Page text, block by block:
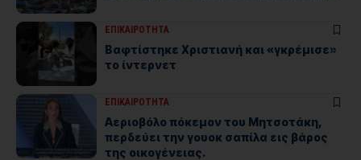
ΕΠΙΚΑΙΡΟΤΗΤΑ
Βαφτίστηκε Χριστιανή και «γκρέμισε»
το ίντερνετ
ΕΠΙΚΑΙΡΟΤΗΤΑ
Αεριοβόλο πόκεμον του Μητσοτάκη,
περδεύει την γουοκ σαπίλα εις βάρος
της οικογένειας.